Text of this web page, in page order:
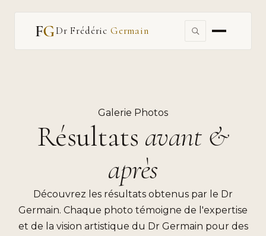
Dr Frédéric Germain
Galerie Photos
Résultats avant &
après
Découvrez les résultats obtenus par le Dr
Germain. Chaque photo témoigne de l'expertise
et de la vision artistique du Dr Germain pour des